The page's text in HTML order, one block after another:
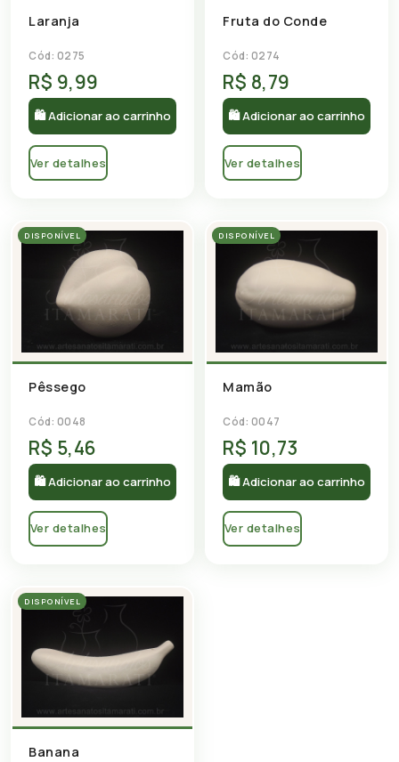
Laranja
Cód: 0275
R$ 9,99
🛍 Adicionar ao carrinho
Ver detalhes
Fruta do Conde
Cód: 0274
R$ 8,79
🛍 Adicionar ao carrinho
Ver detalhes
DISPONÍVEL
Pêssego
Cód: 0048
R$ 5,46
🛍 Adicionar ao carrinho
Ver detalhes
DISPONÍVEL
Mamão
Cód: 0047
R$ 10,73
🛍 Adicionar ao carrinho
Ver detalhes
DISPONÍVEL
Banana